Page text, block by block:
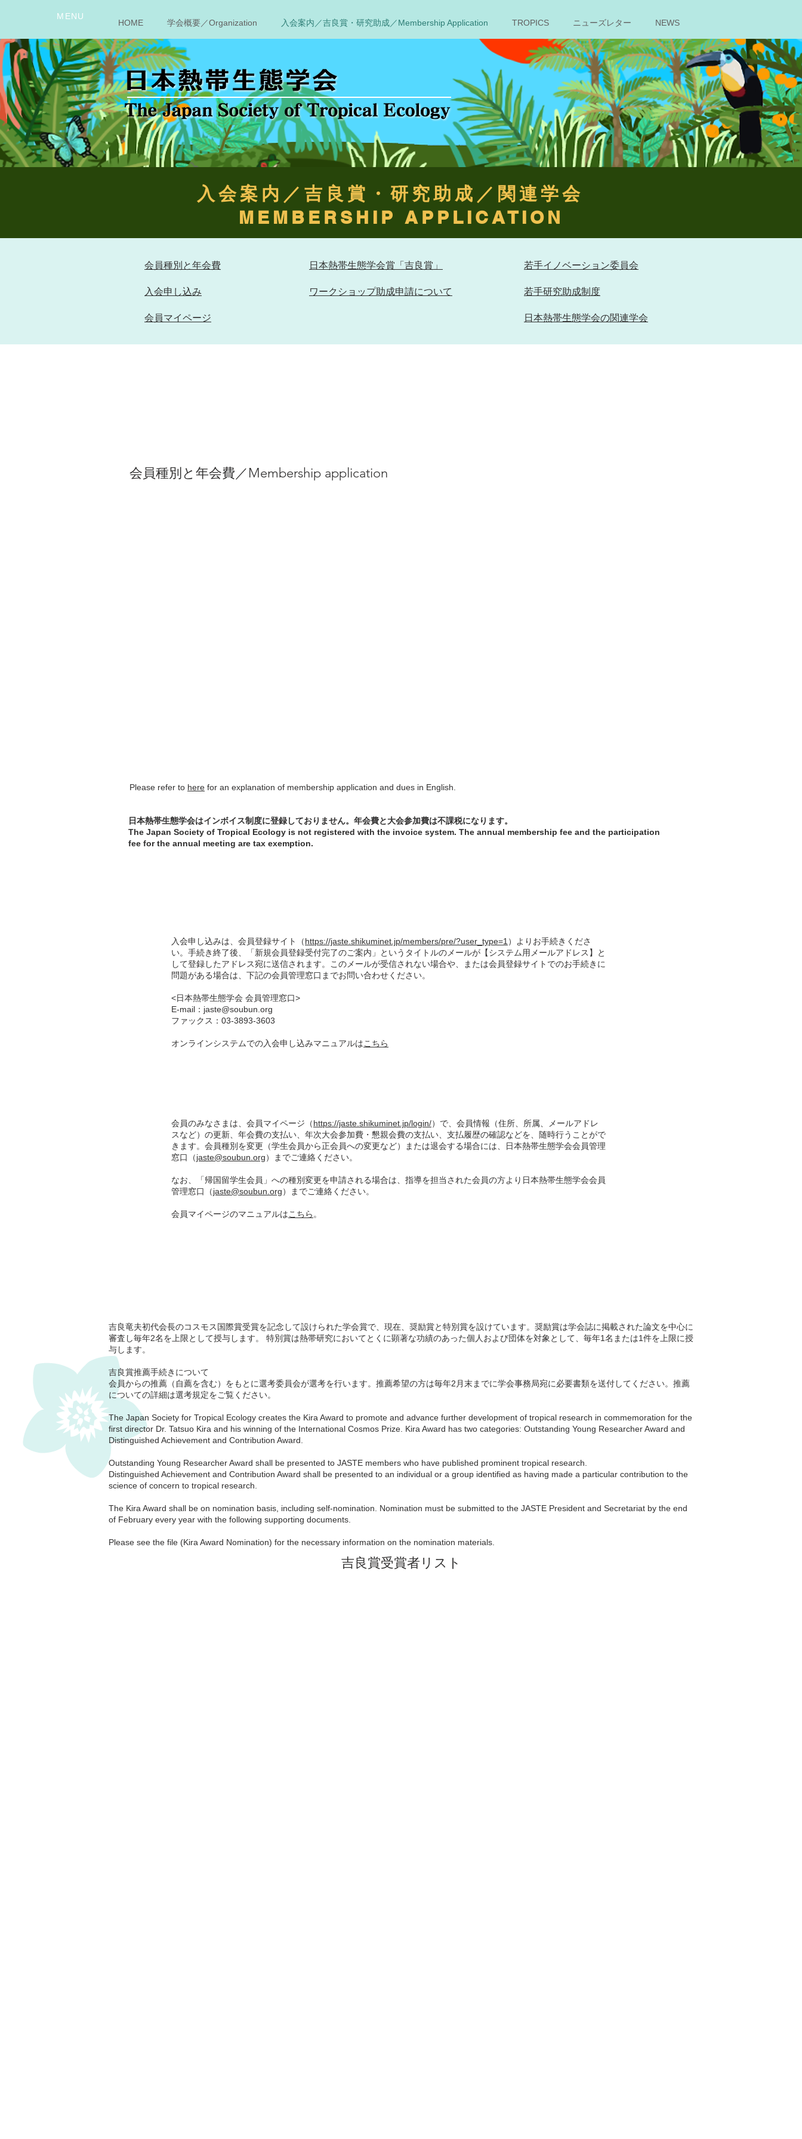
MENU
HOME 学会概要／Organization 入会案内／吉良賞・研究助成／Membership Application TROPICS ニューズレター NEWS
入会案内／吉良賞・研究助成／関連学会
MEMBERSHIP APPLICATION
会員種別と年会費
入会申し込み
会員マイページ
日本熱帯生態学会賞「吉良賞」
ワークショップ助成申請について
若手イノベーション委員会
若手研究助成制度
日本熱帯生態学会の関連学会
会員種別と年会費／Membership application
Please refer to here for an explanation of membership application and dues in English.
日本熱帯生態学会はインボイス制度に登録しておりません。年会費と大会参加費は不課税になります。
The Japan Society of Tropical Ecology is not registered with the invoice system. The annual membership fee and the participation
fee for the annual meeting are tax exemption.
入会申し込みは、会員登録サイト（https://jaste.shikuminet.jp/members/pre/?user_type=1 ）よりお手続きくださ
い。手続き終了後、「新規会員登録受付完了のご案内」というタイトルのメールが【システム用メールアドレス】と
して登録したアドレス宛に送信されます。このメールが受信されない場合や、または会員登録サイトでのお手続きに
問題がある場合は、下記の会員管理窓口までお問い合わせください。
<日本熱帯生態学会 会員管理窓口>
E-mail： jaste@soubun.org
ファックス：03-3893-3603
オンラインシステムでの入会申し込みマニュアルはこちら
会員のみなさまは、会員マイページ（https://jaste.shikuminet.jp/login/）で、会員情報（住所、所属、メールアドレ
スなど）の更新、年会費の支払い、年次大会参加費・懇親会費の支払い、支払履歴の確認などを、随時行うことがで
きます。会員種別を変更（学生会員から正会員への変更など）または退会する場合には、日本熱帯生態学会会員管理
窓口（jaste@soubun.org）までご連絡ください。
なお、「帰国留学生会員」への種別変更を申請される場合は、指導を担当された会員の方より日本熱帯生態学会会員
管理窓口（jaste@soubun.org）までご連絡ください。
会員マイページのマニュアルはこちら 。
吉良竜夫初代会長のコスモス国際賞受賞を記念して設けられた学会賞で、現在、奨励賞と特別賞を設けています。奨励賞は学会誌に掲載された論文を中心に
審査し毎年2名を上限として授与します。 特別賞は熱帯研究においてとくに顕著な功績のあった個人および団体を対象として、毎年1名または1件を上限に授
与します。
吉良賞推薦手続きについて
会員からの推薦（自薦を含む）をもとに選考委員会が選考を行います。推薦希望の方は毎年2月末までに学会事務局宛に必要書類を送付してください。推薦
についての詳細は選考規定をご覧ください。
The Japan Society for Tropical Ecology creates the Kira Award to promote and advance further development of tropical research in commemoration for the
first director Dr. Tatsuo Kira and his winning of the International Cosmos Prize. Kira Award has two categories: Outstanding Young Researcher Award and
Distinguished Achievement and Contribution Award.
Outstanding Young Researcher Award shall be presented to JASTE members who have published prominent tropical research.
Distinguished Achievement and Contribution Award shall be presented to an individual or a group identified as having made a particular contribution to the
science of concern to tropical research.
The Kira Award shall be on nomination basis, including self-nomination. Nomination must be submitted to the JASTE President and Secretariat by the end
of February every year with the following supporting documents.
Please see the file (Kira Award Nomination) for the necessary information on the nomination materials.
吉良賞受賞者リスト